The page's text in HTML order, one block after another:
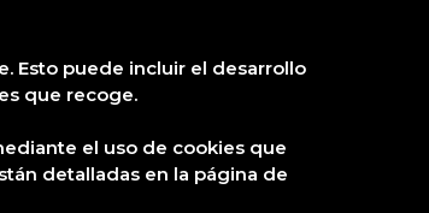
Esto puede incluir el desarrollo
que recoge.
el uso de cookies que
detalladas en la página de